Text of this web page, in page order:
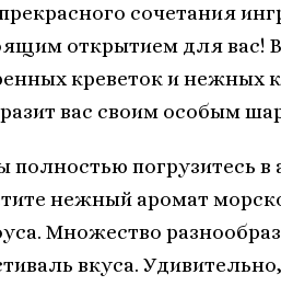
сочетания
открытием для вас!
креветок и нежных
вас своим особым
полностью погрузитесь в
нежный аромат
Множество
вкуса.